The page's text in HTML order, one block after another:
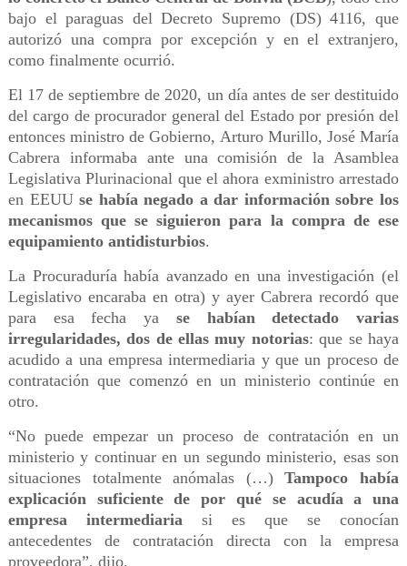
bajo el paraguas del Decreto Supremo (DS) 4116, que
autorizó una compra por excepción y en el extranjero,
como finalmente ocurrió.
El 17 de septiembre de 2020, un día antes de ser destituido
del cargo de procurador general del Estado por presión del
entonces ministro de Gobierno, Arturo Murillo, José María
Cabrera informaba ante una comisión de la Asamblea
Legislativa Plurinacional que el ahora exministro arrestado
en EEUUse había negado a dar información sobre los
mecanismos que se siguieron para la compra de ese
equipamiento antidisturbios.
La Procuraduría había avanzado en una investigación (el
Legislativo encaraba en otra) y ayer Cabrera recordó que
para esa fecha ya se habían detectado varias
irregularidades, dos de ellas muy notorias: que se haya
acudido a una empresa intermediaria y que un proceso de
contratación que comenzó en un ministerio continúe en
otro.
“No puede empezar un proceso de contratación en un
ministerio y continuar en un segundo ministerio, esas son
situaciones totalmente anómalas (…)Tampoco había
explicación suficiente de por qué se acudía a una
empresa intermediariasi es que se conocían
antecedentes de contratación directa con la empresa
proveedora”, dijo.